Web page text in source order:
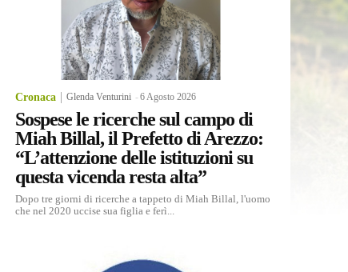
Cronaca Glenda Venturini -6 Agosto 2026
Sospese le ricerche sul campo di
Miah Billal, il Prefetto di Arezzo:
“L’attenzione delle istituzioni su
questa vicenda resta alta”
Dopo tre giorni di ricerche a tappeto di Miah Billal, l'uomo
che nel 2020 uccise sua figlia e ferì...